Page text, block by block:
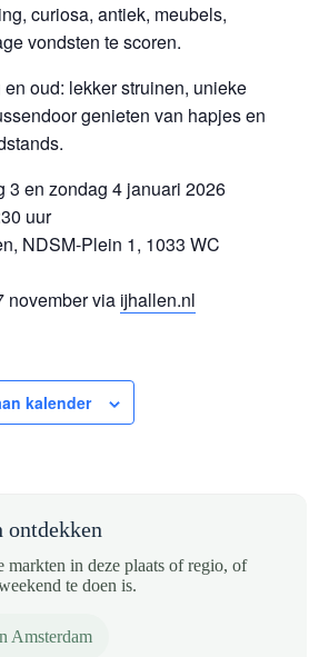
curiosa, antiek, meubels,
vondsten te scoren.
oud: lekker struinen, unieke
genieten van hapjes en
3 en zondag 4 januari 2026
uur
NDSM-Plein 1, 1033 WC
via ijhallen.nl
kalender
ontdekken
markten in deze plaats of regio, of
te doen is.
Amsterdam